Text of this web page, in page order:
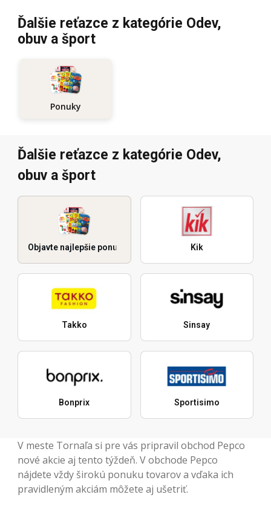
Ďalšie reťazce z kategórie Odev,
obuv a šport
Ponuky
Ďalšie reťazce z kategórie Odev,
obuv a šport
Objavte najlepšie ponuky Kik
Takko Sinsay
Bonprix Sportisimo
V meste Tornaľa si pre vás pripravil obchod Pepco
nové akcie aj tento týždeň. V obchode Pepco
nájdete vždy širokú ponuku tovarov a vďaka ich
pravidleným akciám môžete aj ušetriť.